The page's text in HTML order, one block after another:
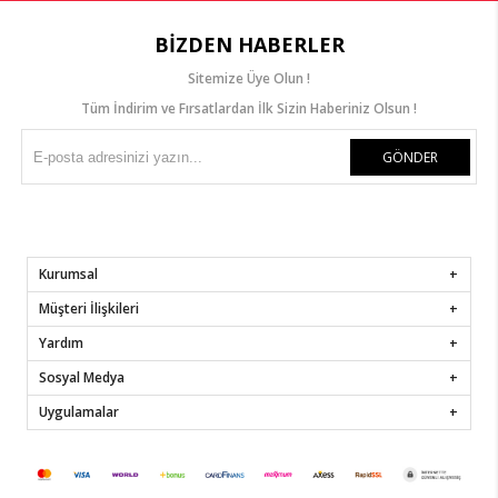
BIZDEN HABERLER
Sitemize Üye Olun !
Tüm İndirim ve Fırsatlardan İlk Sizin Haberiniz Olsun !
GÖNDER
Kurumsal
Müşteri İlişkileri
Yardım
Sosyal Medya
Uygulamalar